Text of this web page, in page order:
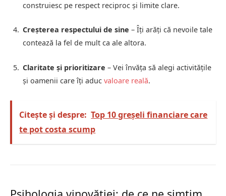
construiesc pe respect reciproc și limite clare.
Creșterea respectului de sine – Îți arăți că nevoile tale
contează la fel de mult ca ale altora.
Claritate și prioritizare – Vei învăța să alegi activitățile
și oamenii care îți aduc valoare reală.
Citește și despre: Top 10 greșeli financiare care
te pot costa scump